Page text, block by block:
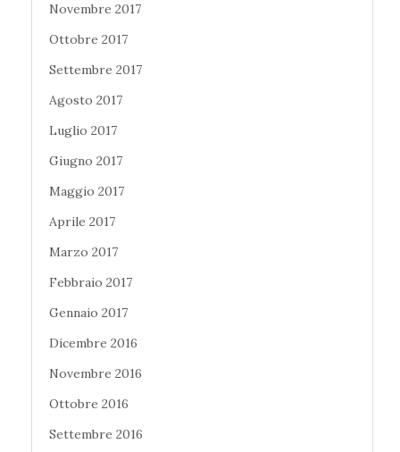
Novembre 2017
Ottobre 2017
Settembre 2017
Agosto 2017
Luglio 2017
Giugno 2017
Maggio 2017
Aprile 2017
Marzo 2017
Febbraio 2017
Gennaio 2017
Dicembre 2016
Novembre 2016
Ottobre 2016
Settembre 2016